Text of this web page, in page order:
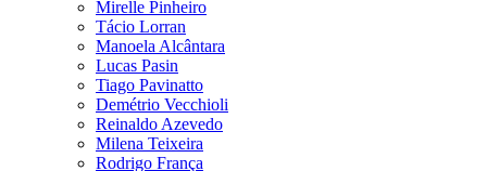
Mirelle Pinheiro
Tácio Lorran
Manoela Alcântara
Lucas Pasin
Tiago Pavinatto
Demétrio Vecchioli
Reinaldo Azevedo
Milena Teixeira
Rodrigo França